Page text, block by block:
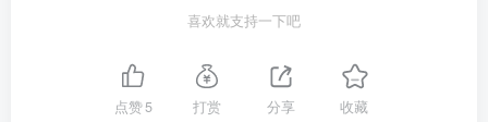
喜欢就支持一下吧
点赞5 打赏 分享 收藏